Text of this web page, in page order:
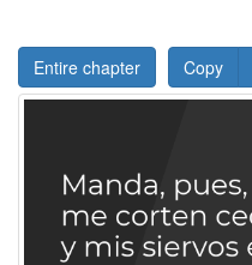
Entire chapter Copy